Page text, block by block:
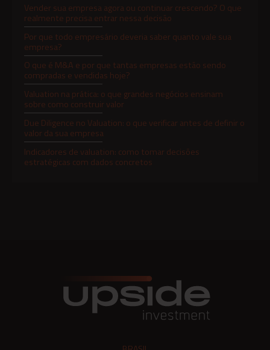
Vender sua empresa agora ou continuar crescendo? O que
realmente precisa entrar nessa decisão
Por que todo empresário deveria saber quanto vale sua
empresa?
O que é M&A e por que tantas empresas estão sendo
compradas e vendidas hoje?
Valuation na prática: o que grandes negócios ensinam
sobre como construir valor
Due Diligence no Valuation: o que verificar antes de definir o
valor da sua empresa
Indicadores de valuation: como tomar decisões
estratégicas com dados concretos
Valuation de Empresas: Como Saber o Valor Real do Seu
Construction Loans: o Que São e por Que Atraem